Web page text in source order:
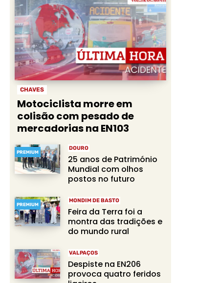
CHAVES
Motociclista morre em
colisão com pesado de
mercadorias na EN103
PREMIUM
DOURO
25 anos de Património
Mundial com olhos
postos no futuro
PREMIUM
MONDIM DE BASTO
Feira da Terra foi a
montra das tradições e
do mundo rural
VALPAÇOS
Despiste na EN206
provoca quatro feridos